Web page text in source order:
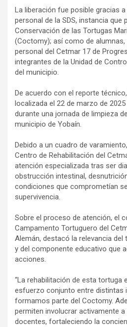
La liberación fue posible gracias
personal de la SDS, instancia que
Conservación de las Tortugas
(Coctomy); así como de
personal del Cetmar 17 de
integrantes de la Unidad de
del municipio.
De acuerdo con el reporte
localizada el 22 de marzo de
durante una jornada de limpieza
municipio de Yobaín.
Debido a un cuadro de
Centro de Rehabilitación del
atención especializada tras ser
obstrucción intestinal,
condiciones que comprometían
supervivencia.
Sobre el proceso de atención, el
Campamento Tortuguero del
Alemán, destacó la relevancia
y del componente educativo que
acciones.
“La rehabilitación de esta tortuga
esfuerzo conjunto entre distintas
formamos parte del Coctomy.
permiten involucrar activamente
docentes, fortaleciendo la